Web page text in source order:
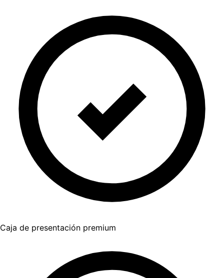
Caja de presentación premium